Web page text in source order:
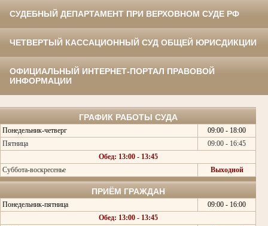
СУДЕБНЫЙ ДЕПАРТАМЕНТ ПРИ ВЕРХОВНОМ СУДЕ РФ
ЧЕТВЕРТЫЙ КАССАЦИОННЫЙ СУД ОБЩЕЙ ЮРИСДИКЦИИ
ОФИЦИАЛЬНЫЙ ИНТЕРНЕТ-ПОРТАЛ ПРАВОВОЙ
ИНФОРМАЦИИ
ГРАФИК РАБОТЫ СУДА
Понедельник-четверг
09:00 - 18:00
Пятница
09:00 - 16:45
Обед: 13:00 - 13:45
Суббота-воскресенье
Выходной
ПРИЁМ ГРАЖДАН
Понедельник-пятница
09:00 - 16:00
Обед: 13:00 - 13:45